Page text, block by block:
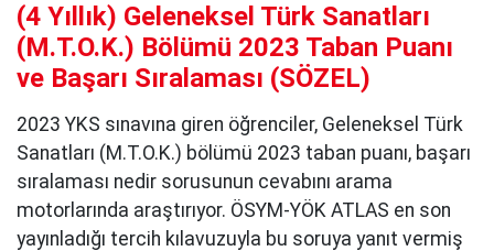
(4 Yıllık) Geleneksel Türk Sanatları
(M.T.O.K.) Bölümü 2023 Taban Puanı
ve Başarı Sıralaması (SÖZEL)
2023 YKS sınavına giren öğrenciler, Geleneksel Türk
Sanatları (M.T.O.K.) bölümü 2023 taban puanı, başarı
sıralaması nedir sorusunun cevabını arama
motorlarında araştırıyor. ÖSYM-YÖK ATLAS en son
yayınladığı tercih kılavuzuyla bu soruya yanıt vermiş